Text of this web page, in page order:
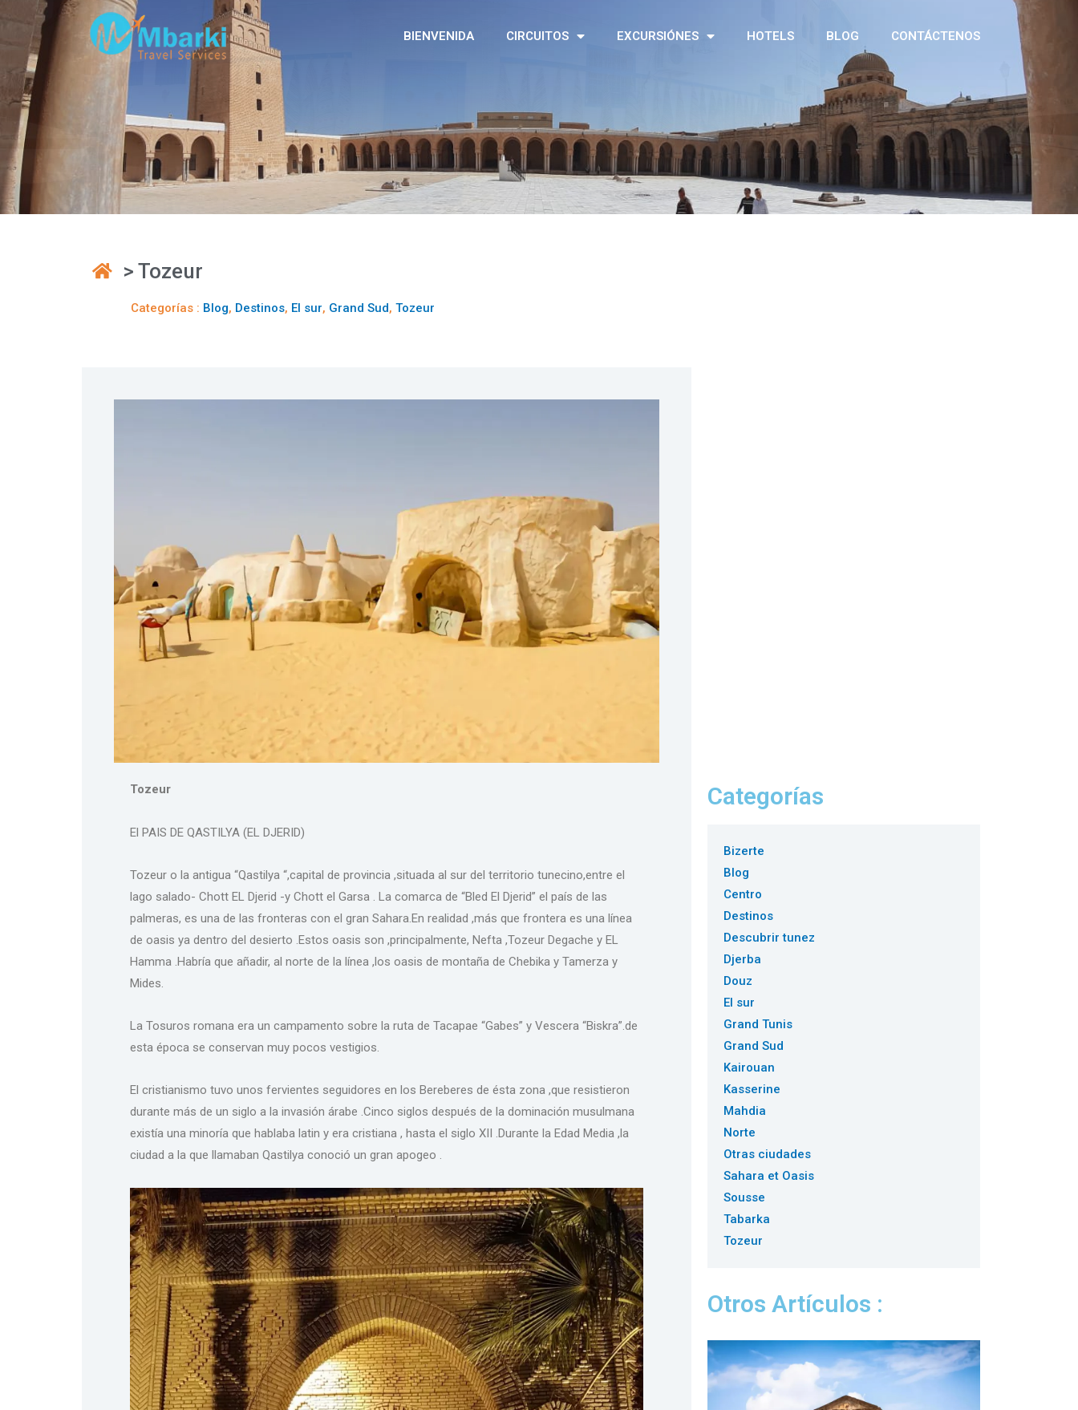
BIENVENIDA CIRCUITOS EXCURSIÓNES HOTELS BLOG CONTÁCTENOS
> Tozeur
Categorías : Blog, Destinos, El sur, Grand Sud, Tozeur
Tozeur
El PAIS DE QASTILYA (EL DJERID)
Tozeur o la antigua “Qastilya “,capital de provincia ,situada al sur del territorio tunecino,entre el
lago salado- Chott EL Djerid -y Chott el Garsa . La comarca de “Bled El Djerid” el país de las
palmeras, es una de las fronteras con el gran Sahara.En realidad ,más que frontera es una línea
de oasis ya dentro del desierto .Estos oasis son ,principalmente, Nefta ,Tozeur Degache y EL
Hamma .Habría que añadir, al norte de la línea ,los oasis de montaña de Chebika y Tamerza y
Mides.
La Tosuros romana era un campamento sobre la ruta de Tacapae “Gabes” y Vescera “Biskra”.de
esta época se conservan muy pocos vestigios.
El cristianismo tuvo unos fervientes seguidores en los Bereberes de ésta zona ,que resistieron
durante más de un siglo a la invasión árabe .Cinco siglos después de la dominación musulmana
existía una minoría que hablaba latin y era cristiana , hasta el siglo XII .Durante la Edad Media ,la
ciudad a la que llamaban Qastilya conoció un gran apogeo .
Categorías
Bizerte
Blog
Centro
Destinos
Descubrir tunez
Djerba
Douz
El sur
Grand Tunis
Grand Sud
Kairouan
Kasserine
Mahdia
Norte
Otras ciudades
Sahara et Oasis
Sousse
Tabarka
Tozeur
Otros Artículos :